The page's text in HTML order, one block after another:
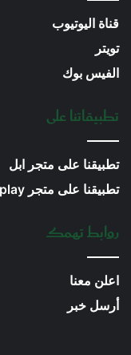
قناة اليوتيوب
تويتر
الفيس بوك
تطبيقاتنا على
تطبيقنا على متجر ابل
تطبيقنا على متجر google play
روابط تهمك
اعلن معنا
أرسل خبر